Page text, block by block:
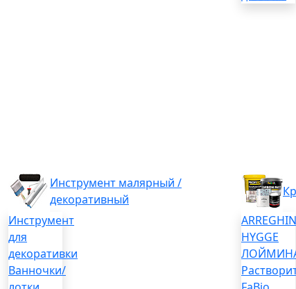
Инструмент малярный /
декоративный
Инструмент
для
декоративки
Ванночки/
HYGGE